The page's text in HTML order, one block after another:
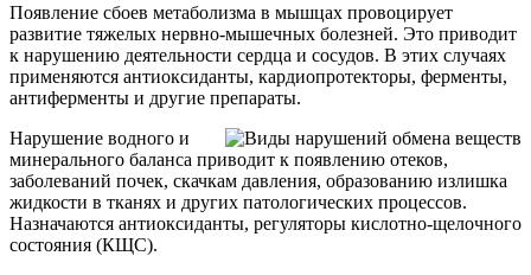
Появление сбоев метаболизма в мышцах провоцирует
развитие тяжелых нервно-мышечных болезней. Это приводит
к нарушению деятельности сердца и сосудов. В этих случаях
применяются антиоксиданты, кардиопротекторы, ферменты,
антиферменты и другие препараты.
Нарушение водного и
минерального баланса приводит к появлению отеков,
заболеваний почек, скачкам давления, образованию излишка
жидкости в тканях и других патологических процессов.
Назначаются антиоксиданты, регуляторы кислотно-щелочного
состояния (КЩС).